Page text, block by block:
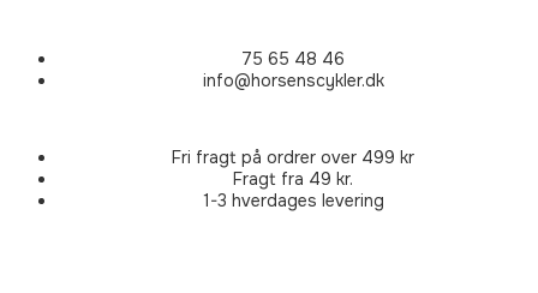
75 65 48 46
info@horsenscykler.dk
Fri fragt på ordrer over 499 kr
Fragt fra 49 kr.
1-3 hverdages levering